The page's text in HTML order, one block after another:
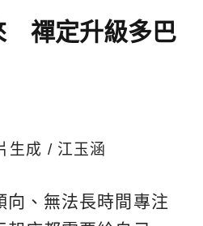
禪定升級多巴
成 / 江玉涵
向、無法長時間專注